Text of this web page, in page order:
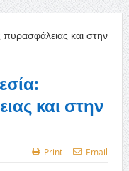
και στην
Print Email